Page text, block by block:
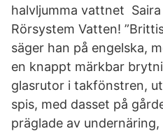
halvljumma vattnet Saira
Rörsystem Vatten!
säger han på engelska,
en knappt märkbar
glasrutor i takfönstren,
spis, med dasset på
präglade av